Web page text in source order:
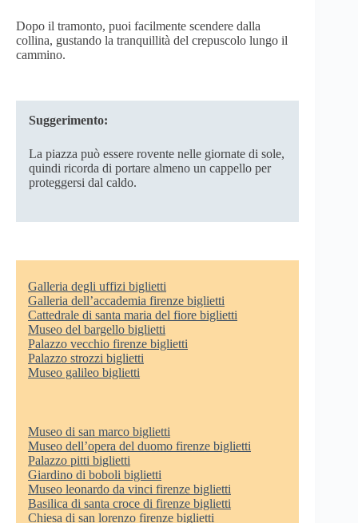
Dopo il tramonto, puoi facilmente scendere dalla
collina, gustando la tranquillità del crepuscolo lungo il
cammino.
Suggerimento:
La piazza può essere rovente nelle giornate di sole,
quindi ricorda di portare almeno un cappello per
proteggersi dal caldo.
Galleria degli uffizi biglietti
Galleria dell’accademia firenze biglietti
Cattedrale di santa maria del fiore biglietti
Museo del bargello biglietti
Palazzo vecchio firenze biglietti
Palazzo strozzi biglietti
Museo galileo biglietti
Museo di san marco biglietti
Museo dell’opera del duomo firenze biglietti
Palazzo pitti biglietti
Giardino di boboli biglietti
Museo leonardo da vinci firenze biglietti
Basilica di santa croce di firenze biglietti
Chiesa di san lorenzo firenze biglietti